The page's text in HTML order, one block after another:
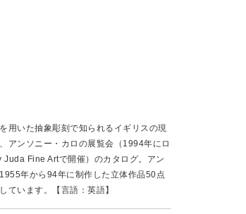
用いた抽象彫刻で知られるイギリスの現
アンソニー・カロの展覧会（1994年にロ
Juda Fine Artで開催）のカタログ。アン
年から94年に制作した立体作品50点
ています。【言語：英語】